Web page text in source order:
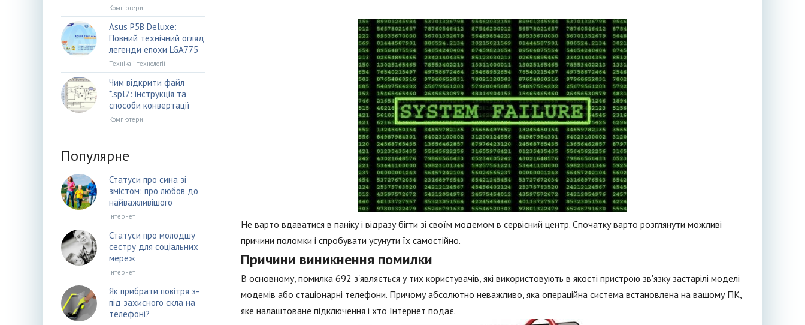
Не варто вдаватися в паніку і відразу бігти зі своїм модемом в сервісний центр. Спочатку варто розглянути можливі
причини поломки і спробувати усунути їх самостійно.
Причини виникнення помилки
В основному, помилка 692 з'являється у тих користувачів, які використовують в якості пристрою зв'язку застарілі моделі
модемів або стаціонарні телефони. Причому абсолютно неважливо, яка операційна система встановлена на вашому ПК,
яке налаштоване підключення і хто Інтернет подає.
Компютери
Asus P5B Deluxe:
Повний технічний огляд
легенди епохи LGA775
Техніка і технології
Чим відкрити файл
*.spl7: інструкція та
способи конвертації
Компютери
Популярне
Статуси про сина зі
змістом: про любов до
найважливішого
Інтернет
Статуси про молодшу
сестру для соціальних
мереж
Інтернет
Як прибрати повітря з-
під захисного скла на
телефоні?